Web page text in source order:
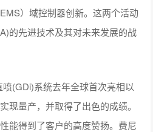
）域控制器创新。这两个活动
的先进技术及其对未来发展的战
(GDi)系统去年全球首次亮相以
现量产，并取得了出色的成绩。
能得到了客户的高度赞扬。费尼